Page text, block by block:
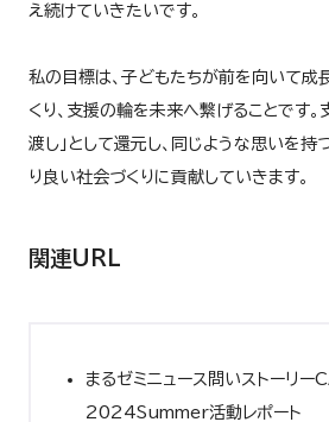
え続けていきたいです。
私の目標は、子どもたちが前を向いて成
くり、支援の輪を未来へ繋げることです
渡し」として還元し、同じような思いを持
り良い社会づくりに貢献していきます。
関連URL
まるゼミニュース問いストーリー
2024Summer活動レポート